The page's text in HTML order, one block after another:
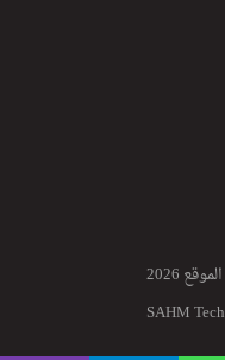
2026
SAHM